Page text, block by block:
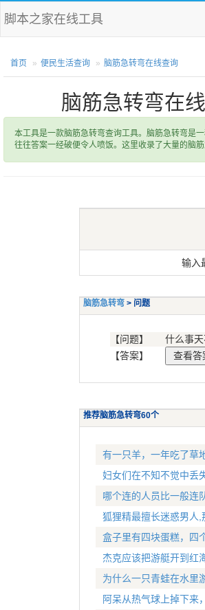
脚本之家在线工具
首页 便民生活查询 脑筋急转弯在线查询
脑筋急转弯在
本工具是一款脑筋急转弯查询工具。脑筋急转弯是一
往往答案一经破便令人喷饭。这里收录了大量的脑筋
输入
脑筋急转弯 > 问题
【问题】
什么事
【答案】
推荐脑筋急转弯60个
有一只羊，一年吃了草
妇女们在不知不觉中丢
哪个连的人员比一般连
狐狸精最擅长迷惑男人
盒子里有四块蛋糕，四
杰克应该把游艇开到红
为什么一只青蛙在水里
阿呆从热气球上掉下来